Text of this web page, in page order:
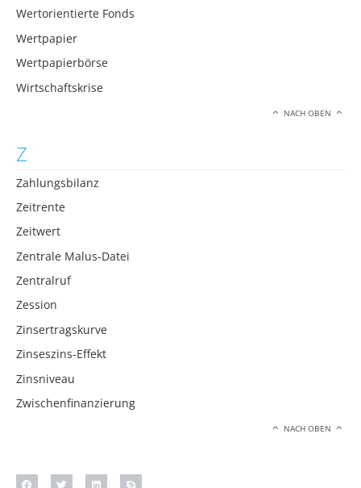
Wertorientierte Fonds
Wertpapier
Wertpapierbörse
Wirtschaftskrise
NACH OBEN
Z
Zahlungsbilanz
Zeitrente
Zeitwert
Zentrale Malus-Datei
Zentralruf
Zession
Zinsertragskurve
Zinseszins-Effekt
Zinsniveau
Zwischenfinanzierung
NACH OBEN